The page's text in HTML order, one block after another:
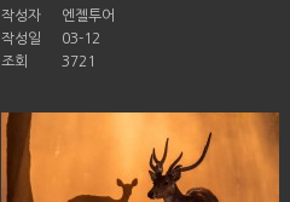
작성자
엔젤투어
작성일
03-12
조회
3721